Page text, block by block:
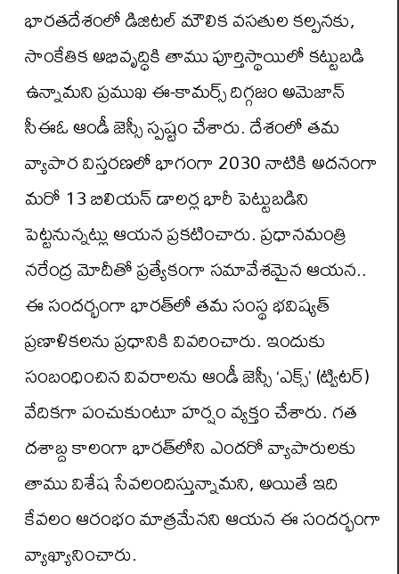
భారతదేశంలో డిజిటల్ మౌలిక వసతుల కల్పనకు,
సాంకేతిక అభివృద్ధికి తాము పూర్తిస్థాయిలో కట్టుబడి
ఉన్నామని ప్రముఖ ఈ-కామర్స్ దిగ్గజం అమెజాన్
సీఈఓ ఆండీ జెస్సీ స్పష్టం చేశారు. దేశంలో తమ
వ్యాపార విస్తరణలో భాగంగా 2030 నాటికి అదనంగా
మరో 13 బిలియన్ డాలర్ల భారీ పెట్టుబడిని
పెట్టనున్నట్లు ఆయన ప్రకటించారు. ప్రధానమంత్రి
నరేంద్ర మోదీతో ప్రత్యేకంగా సమావేశమైన ఆయన..
ఈ సందర్భంగా భారత్‌లో తమ సంస్థ భవిష్యత్
ప్రణాళికలను ప్రధానికి వివరించారు. ఇందుకు
సంబంధించిన వివరాలను ఆండీ జెస్సీ ‘ఎక్స్‌’ (ట్విటర్)
వేదికగా పంచుకుంటూ హర్షం వ్యక్తం చేశారు. గత
దశాబ్ద కాలంగా భారత్‌లోని ఎందరో వ్యాపారులకు
తాము విశేష సేవలందిస్తున్నామని, అయితే ఇది
కేవలం ఆరంభం మాత్రమేనని ఆయన ఈ సందర్భంగా
వ్యాఖ్యానించారు.